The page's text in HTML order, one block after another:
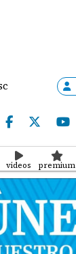
en la mujer?
videos premium